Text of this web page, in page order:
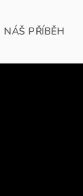
NÁŠ PŘÍBĚH